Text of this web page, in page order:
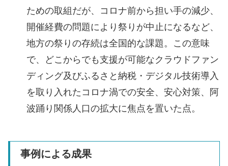
ための取組だが、コロナ前から担い手の減少、
開催経費の問題により祭りが中止になるなど、
地方の祭りの存続は全国的な課題。この意味
で、どこからでも支援が可能なクラウドファン
ディング及びふるさと納税・デジタル技術導入
を取り入れたコロナ渦での安全、安心対策、阿
波踊り関係人口の拡大に焦点を置いた点。
事例による成果